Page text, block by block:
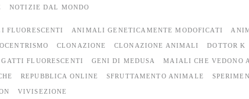
NOTIZIE DAL MONDO
FLUORESCENTI ANIMALI GENETICAMENTE MODOFICATI
CLONAZIONE CLONAZIONE ANIMALI DOTTOR K
GATTI FLUORESCENTI GENI DI MEDUSA MAIALI CHE VEDONO
REPUBBLICA ONLINE SFRUTTAMENTO ANIMALE
VIVISEZIONE